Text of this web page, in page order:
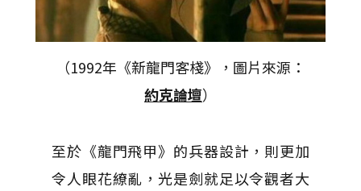
（1992年《新龍門客棧》，圖片來源：
約克論壇）
至於《龍門飛甲》的兵器設計，則更加
令人眼花繚亂，光是劍就足以令觀者大